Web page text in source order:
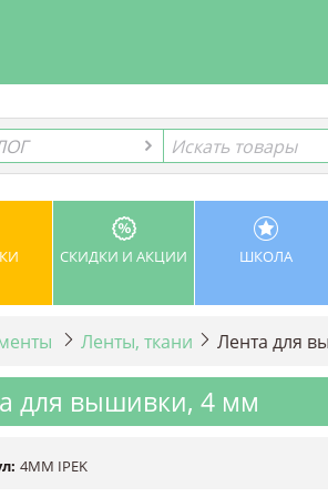
СКИДКИ И АКЦИИ ШКОЛА
Ленты, ткани Лента для
для вышивки, 4 мм
4MM IPEK